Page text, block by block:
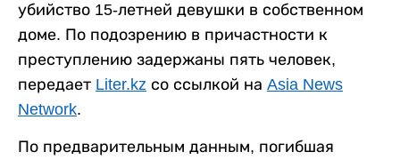
убийство 15-летней девушки в собственном
доме. По подозрению в причастности к
преступлению задержаны пять человек,
передает Liter.kz со ссылкой на Asia News
Network.
По предварительным данным, погибшая